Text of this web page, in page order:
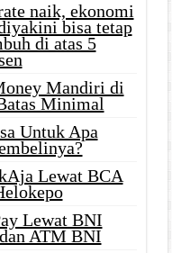
naik, ekonomi
bisa tetap
di atas 5
Mandiri di
Minimal
Untuk Apa
Lewat BCA
Lewat BNI
ATM BNI